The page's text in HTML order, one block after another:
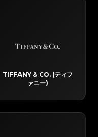
TIFFANY & CO. (ティフ
ァニー)